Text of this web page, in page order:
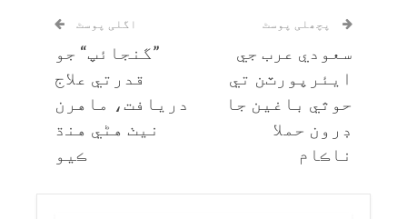
پچھلی پوسٹ
سعودي عرب جي
ايئرپورٽن تي
حوثي باغين جا
ڊرون حملا
ناڪام
اگلی پوسٹ
”گنجائپ“ جو
قدرتي علاج
دريافت، ماهرن
نيٺ هڻي هنڌ
ڪيو